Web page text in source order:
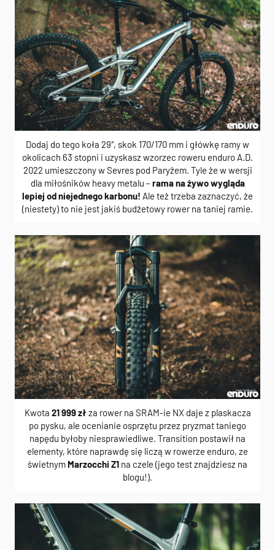
Dodaj do tego koła 29″, skok 170/170 mm i główkę ramy w
okolicach 63 stopni i uzyskasz wzorzec roweru enduro A.D.
2022 umieszczony w Sevres pod Paryżem. Tyle że w wersji
dla miłośników heavy metalu –rama na żywo wygląda
lepiej od niejednego karbonu! Ale też trzeba zaznaczyć, że
(niestety) to nie jest jakiś budżetowy rower na taniej ramie.
Kwota 21 999 złza rower na SRAM-ie NX daje z plaskacza
po pysku, ale ocenianie osprzętu przez pryzmat taniego
napędu byłoby niesprawiedliwe. Transition postawił na
elementy, które naprawdę się liczą w rowerze enduro, ze
świetnym Marzocchi Z1 na czele (jego test znajdziesz na
blogu!).